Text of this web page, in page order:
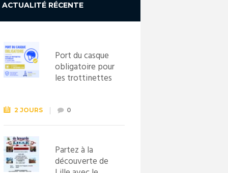
ACTUALITÉ RÉCENTE
Port du casque
obligatoire pour
les trottinettes
septembre
2026
2 JOURS 0
Partez à la
découverte de